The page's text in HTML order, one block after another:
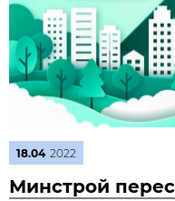
18.04 2022
Минстрой